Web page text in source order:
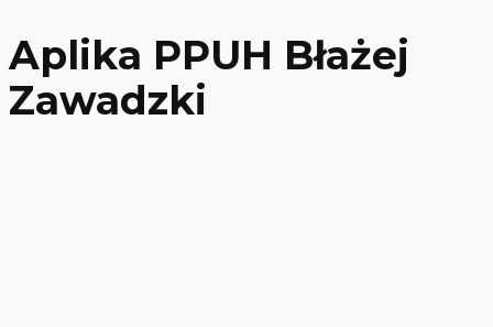
Aplika PPUH Błażej
Zawadzki